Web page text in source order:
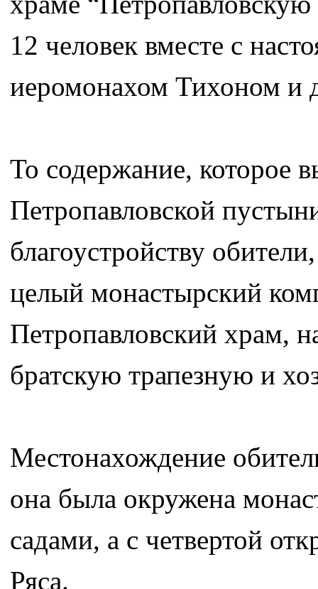
12 человек вместе с
иеромонахом Тихоном и
То содержание, которое
Петропавловской
благоустройству
целый монастырский
Петропавловский храм,
братскую трапезную и
Местонахождение
она была окружена
садами, а с четвертой
Ряса.